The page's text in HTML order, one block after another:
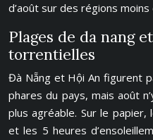
d’août sur des régions
Plages de da nang
torrentielles
Đà Nẵng et Hội An figurent
phares du pays, mais août
plus agréable. Sur le
et les 5 heures